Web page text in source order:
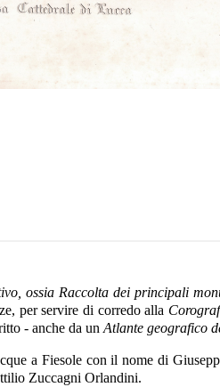
ossia Raccolta dei principali
per servire di corredo alla
- anche da un Atlante geografico
a Fiesole con il nome di
Zuccagni Orlandini.